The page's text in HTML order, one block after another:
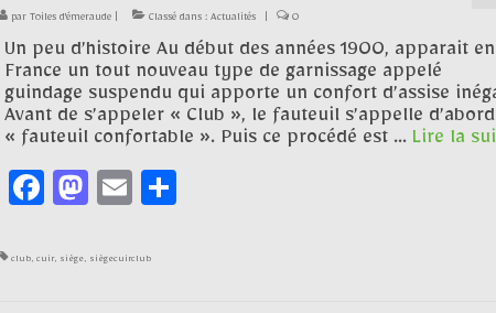
par Toiles d'émeraude| Classé dans : Actualités | 0
Un peu d’histoire Au début des années 1900, apparait en
France un tout nouveau type de garnissage appelé
guindage suspendu qui apporte un confort d’assise
Avant de s’appeler « Club », le fauteuil s’appelle d’abord
« fauteuil confortable ». Puis ce procédé est … Lire la
Facebook
Mastodon
Email
club, cuir, siège, siègecuirclub